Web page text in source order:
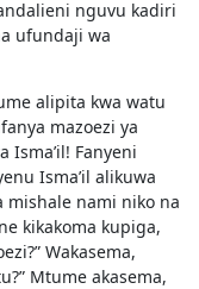
nguvu kadiri
ufundaji wa
alipita kwa watu
mazoezi ya
Isma’il! Fanyeni
Isma’il alikuwa
nami niko na
kikakoma kupiga,
Wakasema,
Mtume akasema,